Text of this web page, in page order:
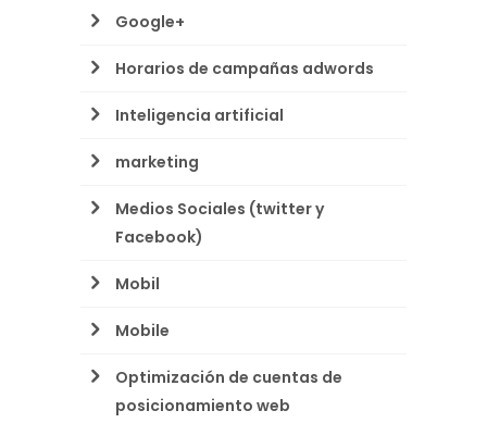
Google+
Horarios de campañas adwords
Inteligencia artificial
marketing
Medios Sociales (twitter y
Facebook)
Mobil
Mobile
Optimización de cuentas de
posicionamiento web